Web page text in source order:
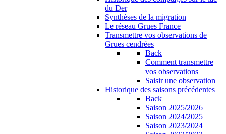
du Der
Synthèses de la migration
Le réseau Grues France
Transmettre vos observations de
Grues cendrées
Back
Comment transmettre
vos observations
Saisir une observation
Historique des saisons précédentes
Back
Saison 2025/2026
Saison 2024/2025
Saison 2023/2024